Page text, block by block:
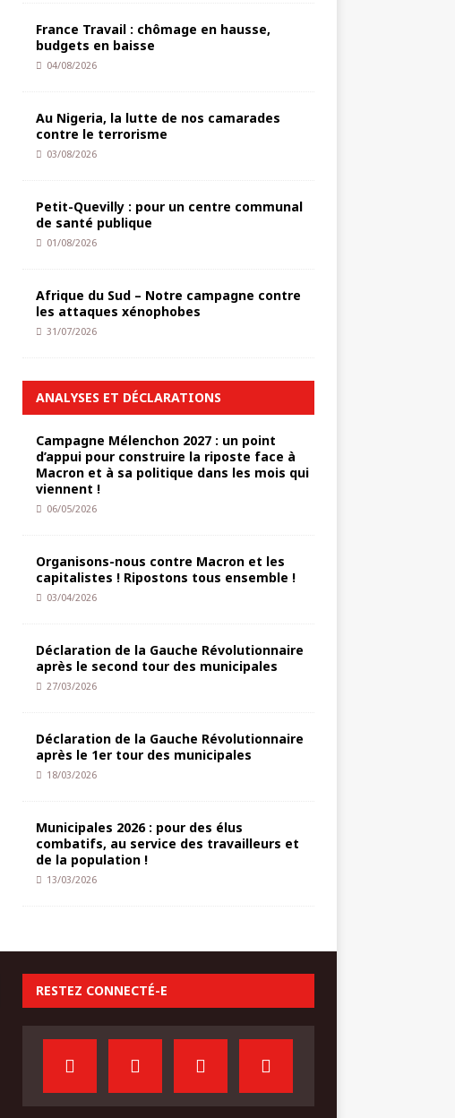
France Travail : chômage en hausse,
budgets en baisse
04/08/2026
Au Nigeria, la lutte de nos camarades
contre le terrorisme
03/08/2026
Petit-Quevilly : pour un centre communal
de santé publique
01/08/2026
Afrique du Sud – Notre campagne contre
les attaques xénophobes
31/07/2026
ANALYSES ET DÉCLARATIONS
Campagne Mélenchon 2027 : un point
d’appui pour construire la riposte face à
Macron et à sa politique dans les mois qui
viennent !
06/05/2026
Organisons-nous contre Macron et les
capitalistes ! Ripostons tous ensemble !
03/04/2026
Déclaration de la Gauche Révolutionnaire
après le second tour des municipales
27/03/2026
Déclaration de la Gauche Révolutionnaire
après le 1er tour des municipales
18/03/2026
Municipales 2026 : pour des élus
combatifs, au service des travailleurs et
de la population !
13/03/2026
RESTEZ CONNECTÉ-E